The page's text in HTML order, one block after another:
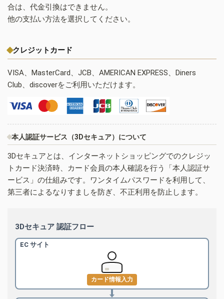
合は、代金引換はできません。
他の支払い方法を選択してください。
クレジットカード
VISA、MasterCard、JCB、AMERICAN EXPRESS、Diners
Club、discoverをご利用いただけます。
本人認証サービス（3Dセキュア）について
3Dセキュアとは、インターネットショッピングでのクレジッ
トカード決済時、カード会員の本人確認を行う「本人認証サ
ービス」の仕組みです。ワンタイムパスワードを利用して、
第三者によるなりすましを防ぎ、不正利用を防止します。
3Dセキュア 認証フロー
EC サイト
カード情報入力